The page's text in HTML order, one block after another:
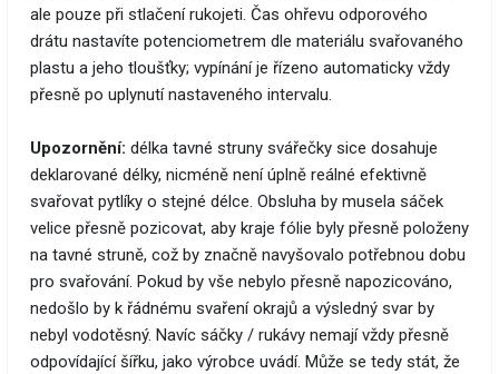
ale pouze při stlačení rukojeti. Čas ohřevu odporového
drátu nastavíte potenciometrem dle materiálu svařovaného
plastu a jeho tloušťky; vypínání je řízeno automaticky vždy
přesně po uplynutí nastaveného intervalu.
Upozornění: délka tavné struny svářečky sice dosahuje
deklarované délky, nicméně není úplně reálné efektivně
svařovat pytlíky o stejné délce. Obsluha by musela sáček
velice přesně pozicovat, aby kraje fólie byly přesně položeny
na tavné struně, což by značně navyšovalo potřebnou dobu
pro svařování. Pokud by vše nebylo přesně napozicováno,
nedošlo by k řádnému svaření okrajů a výsledný svar by
nebyl vodotěsný. Navíc sáčky / rukávy nemají vždy přesně
odpovídající šířku, jako výrobce uvádí. Může se tedy stát, že